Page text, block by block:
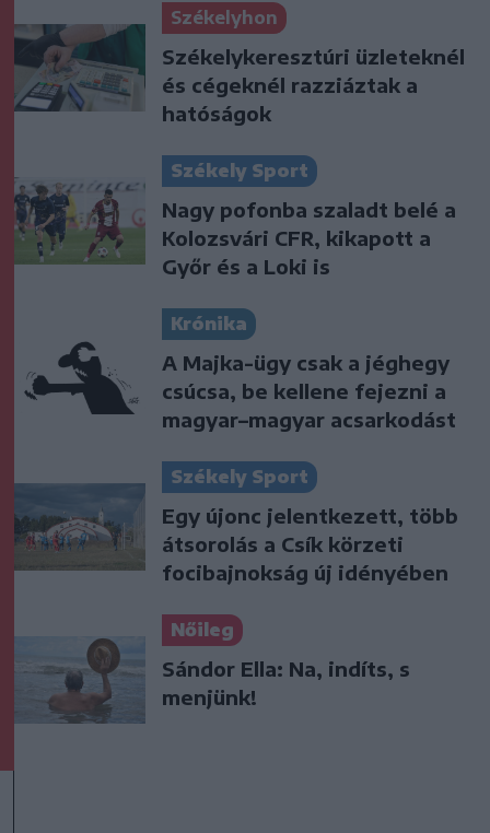
Székelyhon
Székelykeresztúri üzleteknél
és cégeknél razziáztak a
hatóságok
Székely Sport
Nagy pofonba szaladt belé a
Kolozsvári CFR, kikapott a
Győr és a Loki is
Krónika
A Majka-ügy csak a jéghegy
csúcsa, be kellene fejezni a
magyar–magyar acsarkodást
Székely Sport
Egy újonc jelentkezett, több
átsorolás a Csík körzeti
focibajnokság új idényében
Nőileg
Sándor Ella: Na, indíts, s
menjünk!